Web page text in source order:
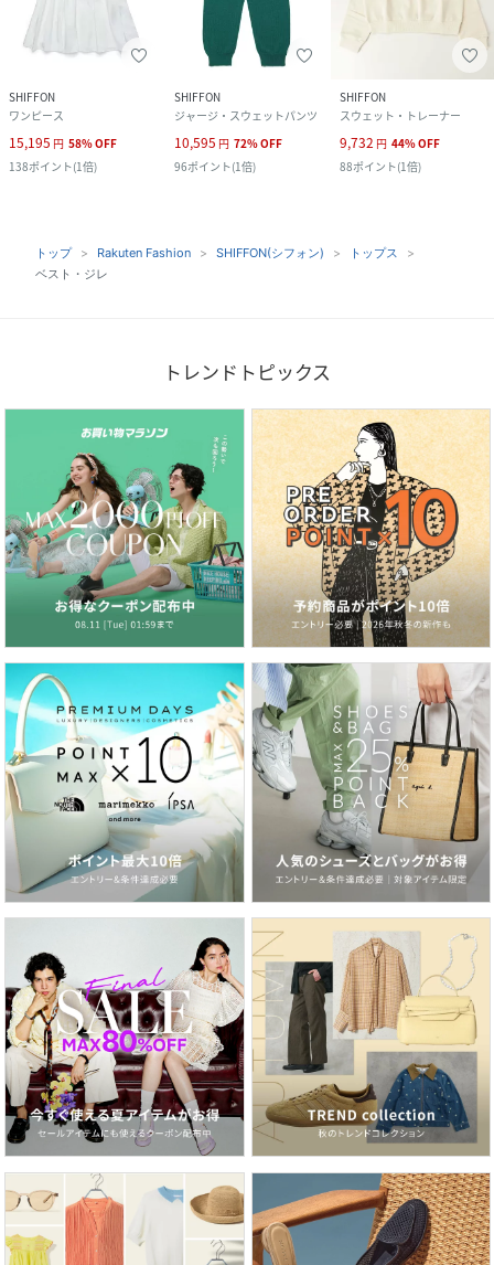
SHIFFON
ワンピース
15,195 円 58%OFF
138ポイント(1倍)
SHIFFON
ジャージ・スウェットパンツ
10,595 円 72%OFF
96ポイント(1倍)
SHIFFON
スウェット・トレーナー
9,732 円 44%OFF
88ポイント(1倍)
トップ Rakuten Fashion SHIFFON(シフォン)
トップス
ベスト・ジレ
トレンドトピックス